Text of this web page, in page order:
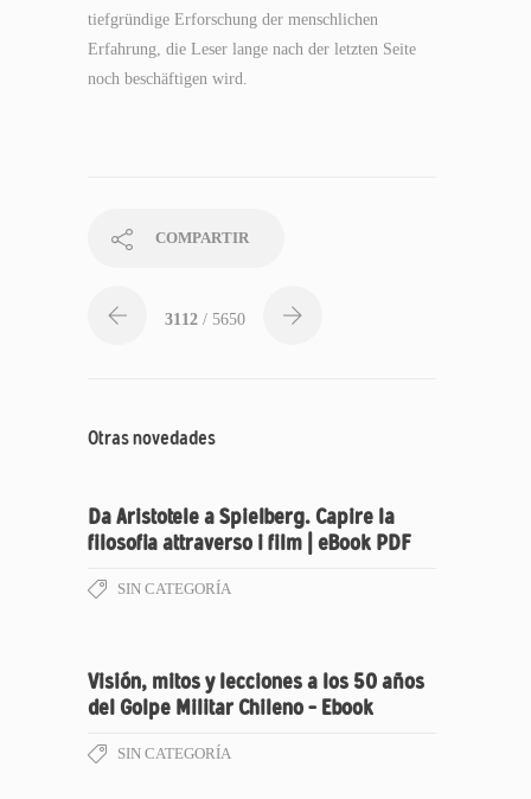
tiefgründige Erforschung der menschlichen
Erfahrung, die Leser lange nach der letzten Seite
noch beschäftigen wird.
COMPARTIR
3112 / 5650
Otras novedades
Da Aristotele a Spielberg. Capire la
filosofia attraverso i film | eBook PDF
SIN CATEGORÍA
Visión, mitos y lecciones a los 50 años
del Golpe Militar Chileno – Ebook
SIN CATEGORÍA